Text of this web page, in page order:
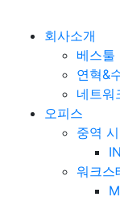
베스
회사소개
베스툴
연혁&
네트워
오피스
중역
워크스